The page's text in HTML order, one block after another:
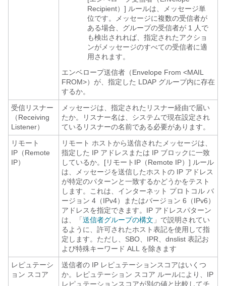
Recipient）] ルールは、メッセージ単
位です。メッセージに複数の受信者が
ある場合、グループの受信者が 1 人で
も検出されれば、指定されたアクショ
ンがメッセージのすべての受信者に適
用されます。
エンベロープ送信者（Envelope From <MAIL
FROM>）が、指定した LDAP グループ内に存在
するか。
受信リスナー
（Receiving
Listener）
メッセージは、指定されたリスナー経由で届い
たか。リスナー名は、システムで現在設定され
ているリスナーの名前である必要があります。
リモート
IP（Remote
IP）
リモート ホストから送信されたメッセージは、
指定した IP アドレスまたは IP ブロックに一致
しているか。[リモートIP（Remote IP）] ルール
は、メッセージを送信したホストの IP アドレス
が特定のパターンと一致するかどうかをテスト
します。これは、インターネット プロトコル バ
ージョン 4（IPv4）またはバージョン 6（IPv6）
アドレスを指定できます。IP アドレスパターン
は、「 送信者グループの構文 」で説明されてい
るように、許可されたホスト表記を使用して指
定します。ただし、SBO、 IPR 、dnslist 表記お
よび特殊キーワード ALL を除きます
レピュテーシ
ョン スコア
送信者の IP レピュテーションスコアはいくつ
か。レピュテーション スコア ルールにより、 IP
レピュテーションスコアが別の値と比較してチ